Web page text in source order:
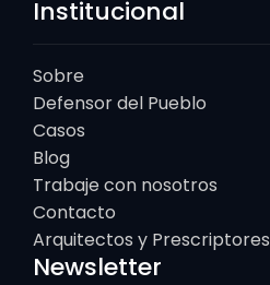
Institucional
Sobre
Defensor del Pueblo
Casos
Blog
Trabaje con nosotros
Contacto
Arquitectos y Prescriptores
Newsletter